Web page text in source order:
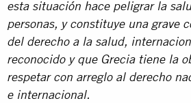
esta situación hace peligrar la
personas, y constituye una grave
del derecho a la salud,
reconocido y que Grecia tiene la
respetar con arreglo al derecho
e internacional.